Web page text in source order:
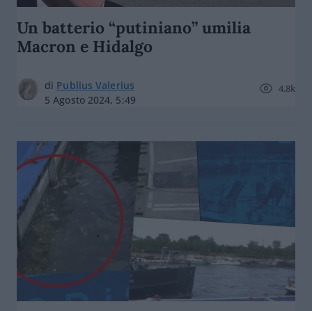
Un batterio “putiniano” umilia
Macron e Hidalgo
di Publius Valerius
5 Agosto 2024, 5:49
4.8k